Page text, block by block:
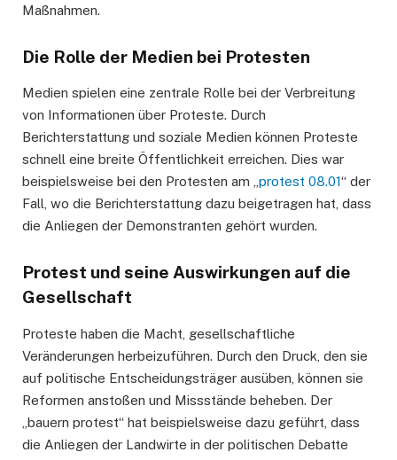
Maßnahmen.
Die Rolle der Medien bei Protesten
Medien spielen eine zentrale Rolle bei der Verbreitung
von Informationen über Proteste. Durch
Berichterstattung und soziale Medien können Proteste
schnell eine breite Öffentlichkeit erreichen. Dies war
beispielsweise bei den Protesten am „ protest 08.01“ der
Fall, wo die Berichterstattung dazu beigetragen hat, dass
die Anliegen der Demonstranten gehört wurden.
Protest und seine Auswirkungen auf die
Gesellschaft
Proteste haben die Macht, gesellschaftliche
Veränderungen herbeizuführen. Durch den Druck, den sie
auf politische Entscheidungsträger ausüben, können sie
Reformen anstoßen und Missstände beheben. Der
„bauern protest“ hat beispielsweise dazu geführt, dass
die Anliegen der Landwirte in der politischen Debatte